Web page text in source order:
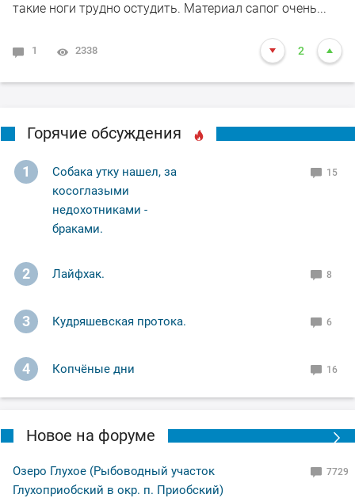
такие ноги трудно остудить. Материал сапог очень...
1 2338 2
Горячие обсуждения
1
Собака утку нашел, за
косоглазыми
недохотниками -
браками.
15
2 Лайфхак. 8
3 Кудряшевская протока. 6
4 Копчёные дни 16
Новое на форуме
Озеро Глухое (Рыбоводный участок
Глухоприобский в окр. п. Приобский)
7729